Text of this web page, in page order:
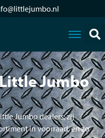
Jumbo
Jumbo dealers; zij
in voorraad, en zo